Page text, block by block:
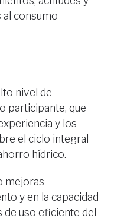
consumo
nivel de
participante, que
y los
el ciclo integral
hídrico.
mejoras
y en la capacidad
uso eficiente del